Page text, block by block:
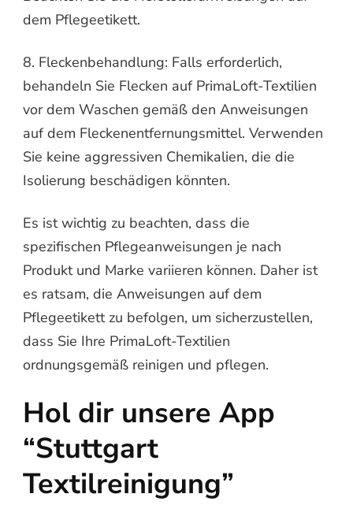
dem Pflegeetikett.
8. Fleckenbehandlung: Falls erforderlich,
behandeln Sie Flecken auf PrimaLoft-Textilien
vor dem Waschen gemäß den Anweisungen
auf dem Fleckenentfernungsmittel. Verwenden
Sie keine aggressiven Chemikalien, die die
Isolierung beschädigen könnten.
Es ist wichtig zu beachten, dass die
spezifischen Pflegeanweisungen je nach
Produkt und Marke variieren können. Daher ist
es ratsam, die Anweisungen auf dem
Pflegeetikett zu befolgen, um sicherzustellen,
dass Sie Ihre PrimaLoft-Textilien
ordnungsgemäß reinigen und pflegen.
Hol dir unsere App
“Stuttgart
Textilreinigung”